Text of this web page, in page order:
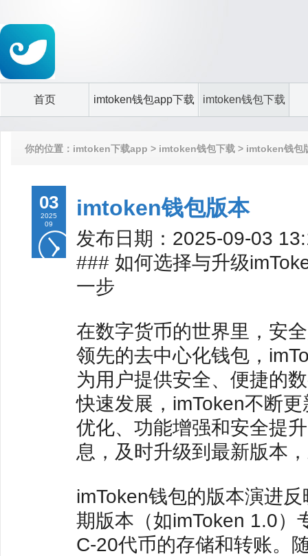
首页 imtoken钱包app下载 imtoken钱包下载
你的位置： imtoken下载app > imtoken钱包下载 > imtoken钱包
03
2025
09
imtoken钱包版本
发布日期：2025-09-03
### 如何选择与升级
一步
在数字货币的世界里，安
领先的去中心化钱包，
为用户提供安全、便捷的
快速发展，imToken不断
优化、功能增强和安全提
息，及时升级到最新版本
imToken钱包的版本演进
期版本（如imToken 1.0）
C-20代币的存储和转账。